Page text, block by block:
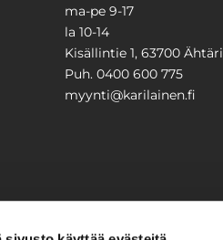
ma-pe 9-17
la 10-14
Kisällintie 1, 63700 Ähtäri
Puh. 0400 600 775
myynti@karilainen.fi
PIHA & PUUTARHA